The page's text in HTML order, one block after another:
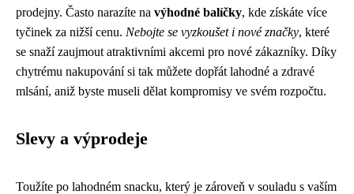
prodejny. Často narazíte na výhodné balíčky, kde získáte více
tyčinek za nižší cenu. Nebojte se vyzkoušet i nové značky, které
se snaží zaujmout atraktivními akcemi pro nové zákazníky. Díky
chytrému nakupování si tak můžete dopřát lahodné a zdravé
mlsání, aniž byste museli dělat kompromisy ve svém rozpočtu.
Slevy a výprodeje
Toužíte po lahodném snacku, který je zároveň v souladu s vaším